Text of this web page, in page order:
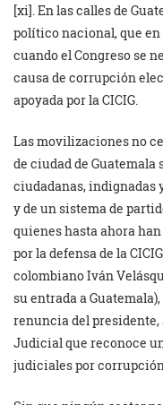
[xi]. En las calles de
político nacional, que en
cuando el Congreso se
causa de corrupción
apoyada por la CICIG.
Las movilizaciones no
de ciudad de
ciudadanas, indignadas
y de un sistema de
quienes hasta ahora
por la defensa de la
colombiano Iván
su entrada a
renuncia del presidente,
Judicial que reconoce
judiciales por